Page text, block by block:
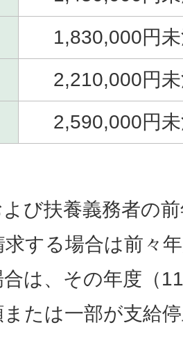
1,830,000円
2,210,000円
2,590,000円
び扶養義務者の
求する場合は前々
は、その年度（
たは一部が支給